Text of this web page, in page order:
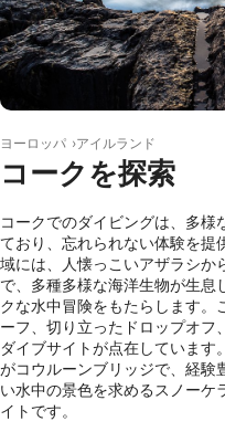
ヨーロッパ アイルランド
コークを探索
コークでのダイビングは、多
ており、忘れられない体験を提
域には、人懐っこいアザラシか
で、多種多様な海洋生物が生息
クな水中冒険をもたらします。
ーフ、切り立ったドロップオフ
ダイブサイトが点在しています
がコウルーンブリッジで、経験
い水中の景色を求めるスノーケ
イトです。